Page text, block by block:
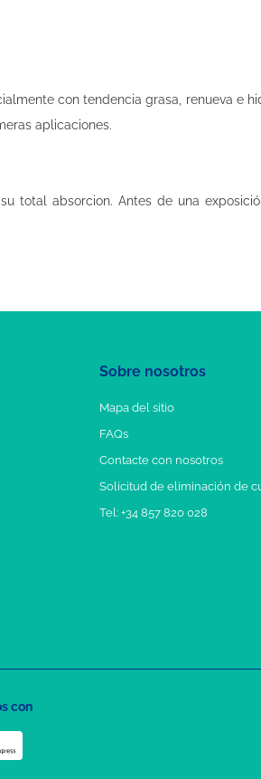
con tendencia grasa, renueva e
aplicaciones.
total absorcion. Antes de una
Sobre nosotros
Mapa del sitio
FAQs
Contacte con nosotros
Solicitud de eliminación de
Tel: +34 857 820 028
con